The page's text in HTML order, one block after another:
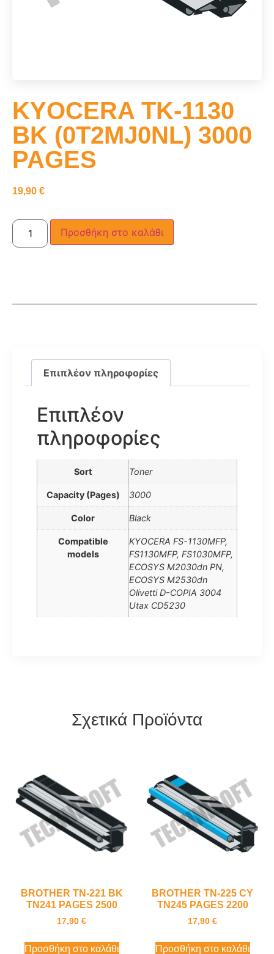
KYOCERA TK-1130
BK (0T2MJ0NL) 3000
PAGES
19,90 €
Προσθήκη στο καλάθι
Επιπλέον πληροφορίες
Επιπλέον
πληροφορίες
Sort Toner
Capacity (Pages) 3000
Color Black
Compatible
models
KYOCERA FS-1130MFP,
FS1130MFP, FS1030MFP,
ECOSYS M2030dn PN,
ECOSYS M2530dn
Olivetti D-COPIA 3004
Utax CD5230
Σχετικά Προϊόντα
BROTHER TN-221 BK
TN241 PAGES 2500
17,90 €
Προσθήκη στο καλάθι
BROTHER TN-225 CY
TN245 PAGES 2200
17,90 €
Προσθήκη στο καλάθι